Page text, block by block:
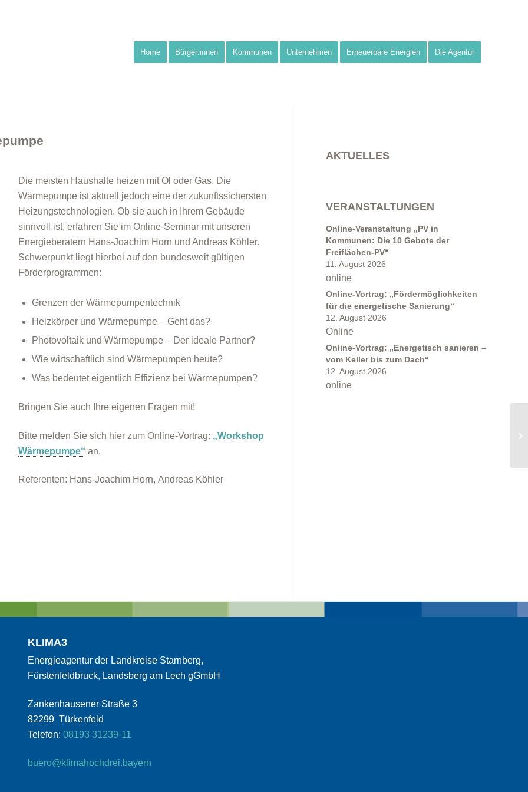
Home Bürger:innen Kommunen Unternehmen Erneuerbare Energien Die Agentur
Die meisten Haushalte heizen mit Öl oder Gas. Die
Wärmepumpe ist aktuell jedoch eine der zukunftssichersten
Heizungstechnologien. Ob sie auch in Ihrem Gebäude
sinnvoll ist, erfahren Sie im Online-Seminar mit unseren
Energieberatern Hans-Joachim Horn und Andreas Köhler.
Schwerpunkt liegt hierbei auf den bundesweit gültigen
Förderprogrammen:
Grenzen der Wärmepumpentechnik
Heizkörper und Wärmepumpe – Geht das?
Photovoltaik und Wärmepumpe – Der ideale Partner?
Wie wirtschaftlich sind Wärmepumpen heute?
Was bedeutet eigentlich Effizienz bei Wärmepumpen?
Bringen Sie auch Ihre eigenen Fragen mit!
Bitte melden Sie sich hier zum Online-Vortrag: „Workshop
Wärmepumpe“ an.
Referenten: Hans-Joachim Horn, Andreas Köhler
AKTUELLES
VERANSTALTUNGEN
Online-Veranstaltung „PV in
Kommunen: Die 10 Gebote der
Freiflächen-PV“
11. August 2026
online
Online-Vortrag: „Fördermöglichkeiten
für die energetische Sanierung“
12. August 2026
Online
Online-Vortrag: „Energetisch sanieren –
vom Keller bis zum Dach“
12. August 2026
online
KLIMA3
Energieagentur der Landkreise Starnberg,
Fürstenfeldbruck, Landsberg am Lech gGmbH
Zankenhausener Straße 3
82299 Türkenfeld
Telefon: 08193 31239-11
buero@klimahochdrei.bayern